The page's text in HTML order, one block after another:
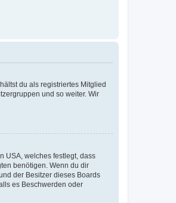
du als registriertes Mitglied
und so weiter. Wir
USA, welches festlegt, dass
benötigen. Wenn du dir
der Besitzer dieses Boards
es Beschwerden oder